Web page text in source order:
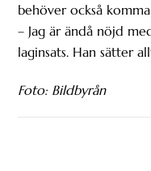
behöver också
– Jag är ändå nöjd
laginsats. Han sätter
Foto: Bildbyrån